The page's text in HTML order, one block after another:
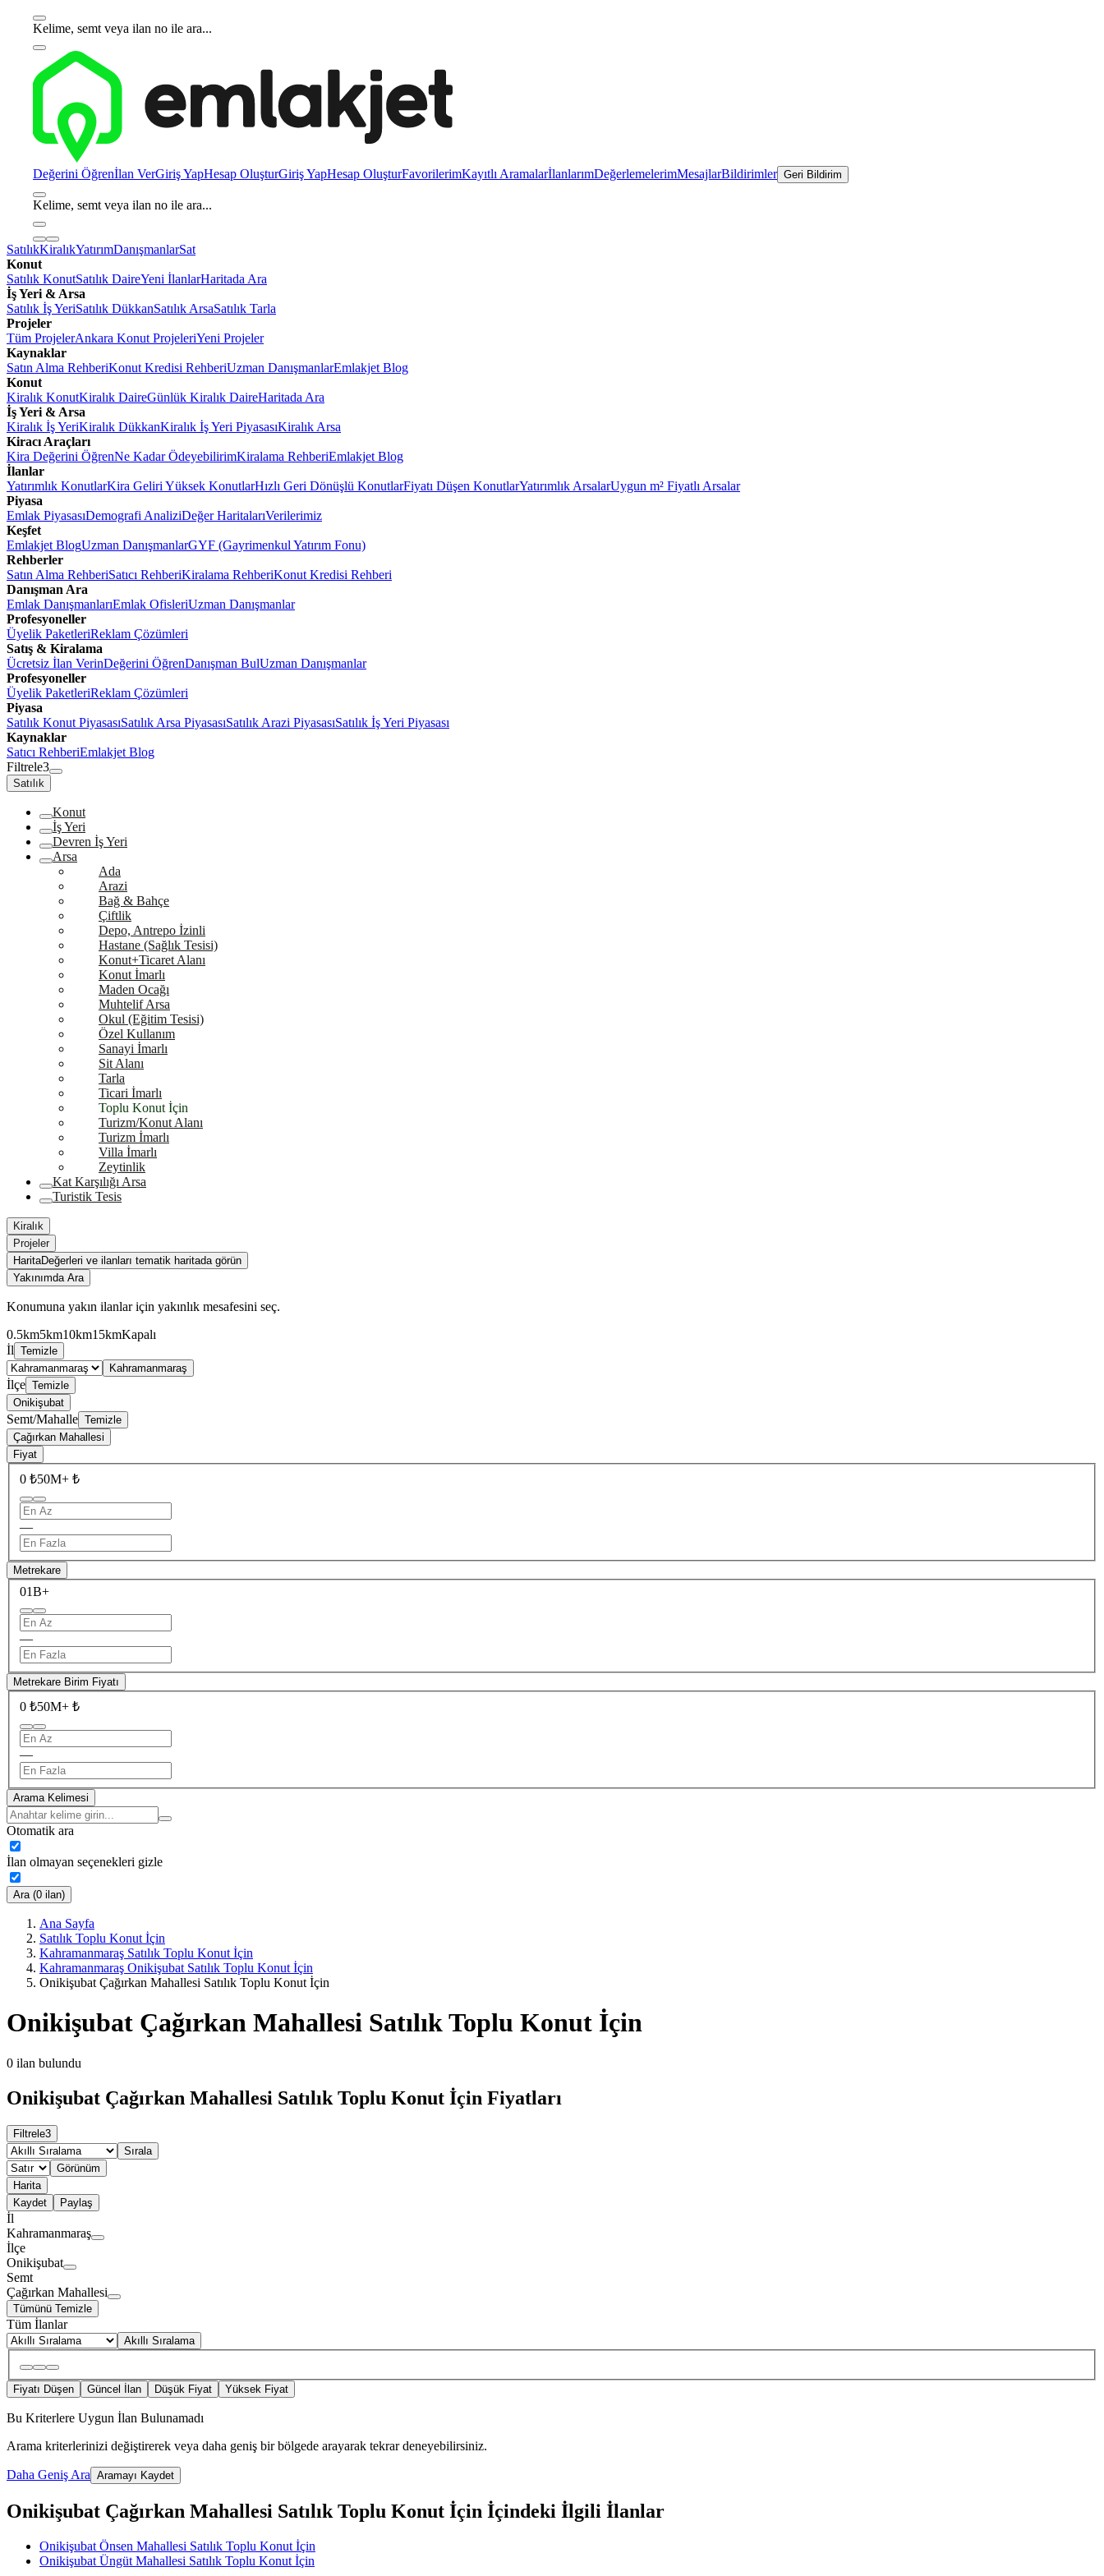
Kelime, semt veya ilan no ile ara...
Değerini Öğrenİlan VerGiriş YapHesap OluşturGiriş YapHesap OluşturFavorilerimKayıtlı AramalarİlanlarımDeğerlemelerimMesajlarBildirimler Geri Bildirim
Kelime, semt veya ilan no ile ara...
SatılıkKiralıkYatırımDanışmanlarSat
Konut
Satılık KonutSatılık DaireYeni İlanlarHaritada Ara
İş Yeri & Arsa
Satılık İş YeriSatılık DükkanSatılık ArsaSatılık Tarla
Projeler
Tüm ProjelerAnkara Konut ProjeleriYeni Projeler
Kaynaklar
Satın Alma RehberiKonut Kredisi RehberiUzman DanışmanlarEmlakjet Blog
Konut
Kiralık KonutKiralık DaireGünlük Kiralık DaireHaritada Ara
İş Yeri & Arsa
Kiralık İş YeriKiralık DükkanKiralık İş Yeri PiyasasıKiralık Arsa
Kiracı Araçları
Kira Değerini ÖğrenNe Kadar ÖdeyebilirimKiralama RehberiEmlakjet Blog
İlanlar
Yatırımlık KonutlarKira Geliri Yüksek KonutlarHızlı Geri Dönüşlü KonutlarFiyatı Düşen KonutlarYatırımlık ArsalarUygun m² Fiyatlı Arsalar
Piyasa
Emlak PiyasasıDemografi AnaliziDeğer HaritalarıVerilerimiz
Keşfet
Emlakjet BlogUzman DanışmanlarGYF (Gayrimenkul Yatırım Fonu)
Rehberler
Satın Alma RehberiSatıcı RehberiKiralama RehberiKonut Kredisi Rehberi
Danışman Ara
Emlak DanışmanlarıEmlak OfisleriUzman Danışmanlar
Profesyoneller
Üyelik PaketleriReklam Çözümleri
Satış & Kiralama
Ücretsiz İlan VerinDeğerini ÖğrenDanışman BulUzman Danışmanlar
Profesyoneller
Üyelik PaketleriReklam Çözümleri
Piyasa
Satılık Konut PiyasasıSatılık Arsa PiyasasıSatılık Arazi PiyasasıSatılık İş Yeri Piyasası
Kaynaklar
Satıcı RehberiEmlakjet Blog
Filtrele3
Satılık
Konut
İş Yeri
Devren İş Yeri
Arsa
Ada
Arazi
Bağ & Bahçe
Çiftlik
Depo, Antrepo İzinli
Hastane (Sağlık Tesisi)
Konut+Ticaret Alanı
Konut İmarlı
Maden Ocağı
Muhtelif Arsa
Okul (Eğitim Tesisi)
Özel Kullanım
Sanayi İmarlı
Sit Alanı
Tarla
Ticari İmarlı
Toplu Konut İçin
Turizm/Konut Alanı
Turizm İmarlı
Villa İmarlı
Zeytinlik
Kat Karşılığı Arsa
Turistik Tesis
Kiralık
Projeler
HaritaDeğerleri ve ilanları tematik haritada görün
Yakınımda Ara
Konumuna yakın ilanlar için yakınlık mesafesini seç.
0.5km5km10km15kmKapalı
İl Temizle
Kahramanmaraş
İlçe Temizle
Onikişubat
Semt/Mahalle Temizle
Çağırkan Mahallesi
Fiyat
0 ₺50M+ ₺
—
Metrekare
01B+
—
Metrekare Birim Fiyatı
0 ₺50M+ ₺
—
Arama Kelimesi
Otomatik ara
İlan olmayan seçenekleri gizle
Ara (0 ilan)
Ana Sayfa
Satılık Toplu Konut İçin
Kahramanmaraş Satılık Toplu Konut İçin
Kahramanmaraş Onikişubat Satılık Toplu Konut İçin
Onikişubat Çağırkan Mahallesi Satılık Toplu Konut İçin
Onikişubat Çağırkan Mahallesi Satılık Toplu Konut İçin
0 ilan bulundu
Onikişubat Çağırkan Mahallesi Satılık Toplu Konut İçin Fiyatları
Filtrele3
Sırala
Görünüm
Harita
Kaydet
Paylaş
İl
Kahramanmaraş
İlçe
Onikişubat
Semt
Çağırkan Mahallesi
Tümünü Temizle
Tüm İlanlar
Akıllı Sıralama
Fiyatı Düşen Güncel İlan Düşük Fiyat Yüksek Fiyat
Bu Kriterlere Uygun İlan Bulunamadı
Arama kriterlerinizi değiştirerek veya daha geniş bir bölgede arayarak tekrar deneyebilirsiniz.
Daha Geniş Ara Aramayı Kaydet
Onikişubat Çağırkan Mahallesi Satılık Toplu Konut İçin İçindeki İlgili İlanlar
Onikişubat Önsen Mahallesi Satılık Toplu Konut İçin
Onikişubat Üngüt Mahallesi Satılık Toplu Konut İçin